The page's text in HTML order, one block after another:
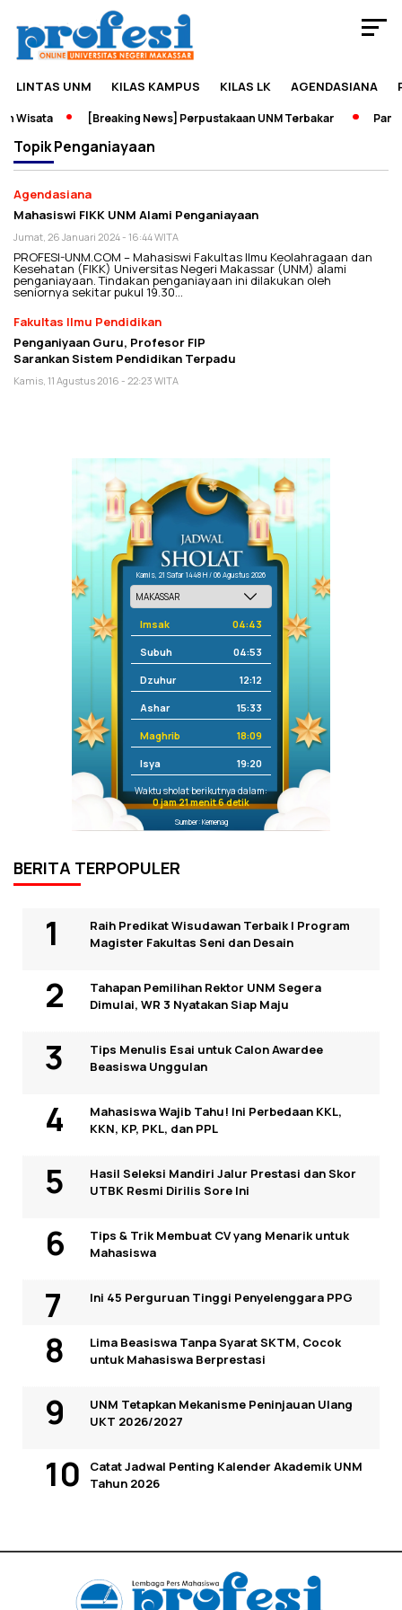
LINTAS UNM KILAS KAMPUS KILAS LK AGENDASIANA
Wisata [Breaking News] Perpustakaan UNM Terbakar
TopikPenganiayaan
Agendasiana
Mahasiswi FIKK UNM Alami Penganiayaan
Jumat, 26 Januari 2024 - 16:44 WITA
PROFESI-UNM.COM – Mahasiswi Fakultas Ilmu Keolahragaan dan
Kesehatan (FIKK) Universitas Negeri Makassar (UNM) alami
penganiayaan. Tindakan penganiayaan ini dilakukan oleh
seniornya sekitar pukul 19.30…
Fakultas Ilmu Pendidikan
Penganiyaan Guru, Profesor FIP
Sarankan Sistem Pendidikan Terpadu
Kamis, 11 Agustus 2016 - 22:23 WITA
Kamis, 21 Safar 1448 H / 06 Agustus 2026
Imsak 04:43
Subuh 04:53
Dzuhur 12:12
Ashar 15:33
Maghrib 18:09
Isya 19:20
Waktu sholat berikutnya dalam:
0 jam 21 menit 6 detik
Sumber: Kemenag
BERITA TERPOPULER
Raih Predikat Wisudawan Terbaik I Program
Magister Fakultas Seni dan Desain
Tahapan Pemilihan Rektor UNM Segera
Dimulai, WR 3 Nyatakan Siap Maju
Tips Menulis Esai untuk Calon Awardee
Beasiswa Unggulan
Mahasiswa Wajib Tahu! Ini Perbedaan KKL,
KKN, KP, PKL, dan PPL
Hasil Seleksi Mandiri Jalur Prestasi dan Skor
UTBK Resmi Dirilis Sore Ini
Tips & Trik Membuat CV yang Menarik untuk
Mahasiswa
Ini 45 Perguruan Tinggi Penyelenggara PPG
Lima Beasiswa Tanpa Syarat SKTM, Cocok
untuk Mahasiswa Berprestasi
UNM Tetapkan Mekanisme Peninjauan Ulang
UKT 2026/2027
Catat Jadwal Penting Kalender Akademik UNM
Tahun 2026